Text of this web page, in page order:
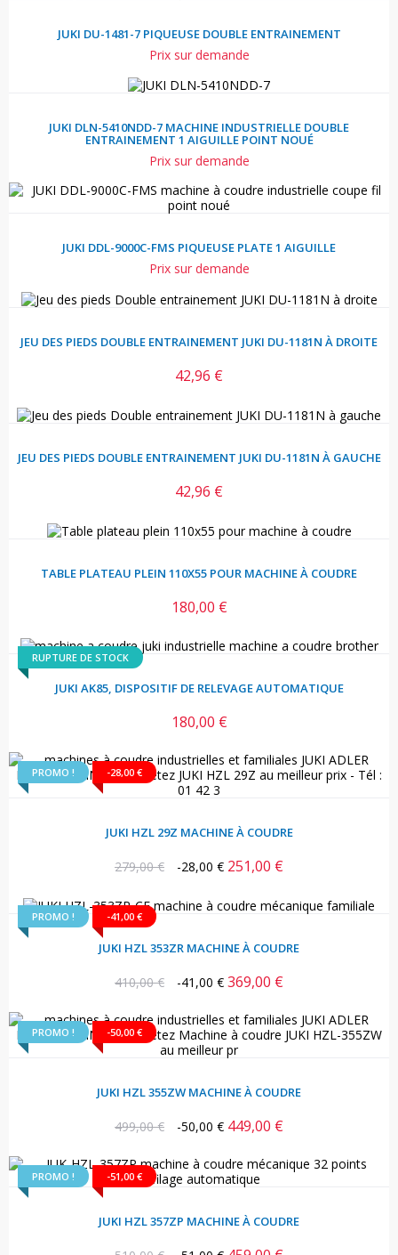
JUKI DU-1481-7 PIQUEUSE DOUBLE ENTRAINEMENT
Prix sur demande
JUKI DLN-5410NDD-7 MACHINE INDUSTRIELLE DOUBLE
ENTRAINEMENT 1 AIGUILLE POINT NOUÉ
Prix sur demande
JUKI DDL-9000C-FMS PIQUEUSE PLATE 1 AIGUILLE
Prix sur demande
JEU DES PIEDS DOUBLE ENTRAINEMENT JUKI DU-1181N À DROITE
Prix
42,96 €
JEU DES PIEDS DOUBLE ENTRAINEMENT JUKI DU-1181N À GAUCHE
Prix
42,96 €
TABLE PLATEAU PLEIN 110X55 POUR MACHINE À COUDRE
Prix
180,00 €
RUPTURE DE STOCK
JUKI AK85, DISPOSITIF DE RELEVAGE AUTOMATIQUE
Prix
180,00 €
PROMO ! -28,00 €
JUKI HZL 29Z MACHINE À COUDRE
Prix
279,00 € -28,00 € Prix
251,00 €
PROMO ! -41,00 €
JUKI HZL 353ZR MACHINE À COUDRE
Prix
410,00 € -41,00 € Prix
369,00 €
PROMO ! -50,00 €
JUKI HZL 355ZW MACHINE À COUDRE
Prix
499,00 € -50,00 € Prix
449,00 €
PROMO ! -51,00 €
JUKI HZL 357ZP MACHINE À COUDRE